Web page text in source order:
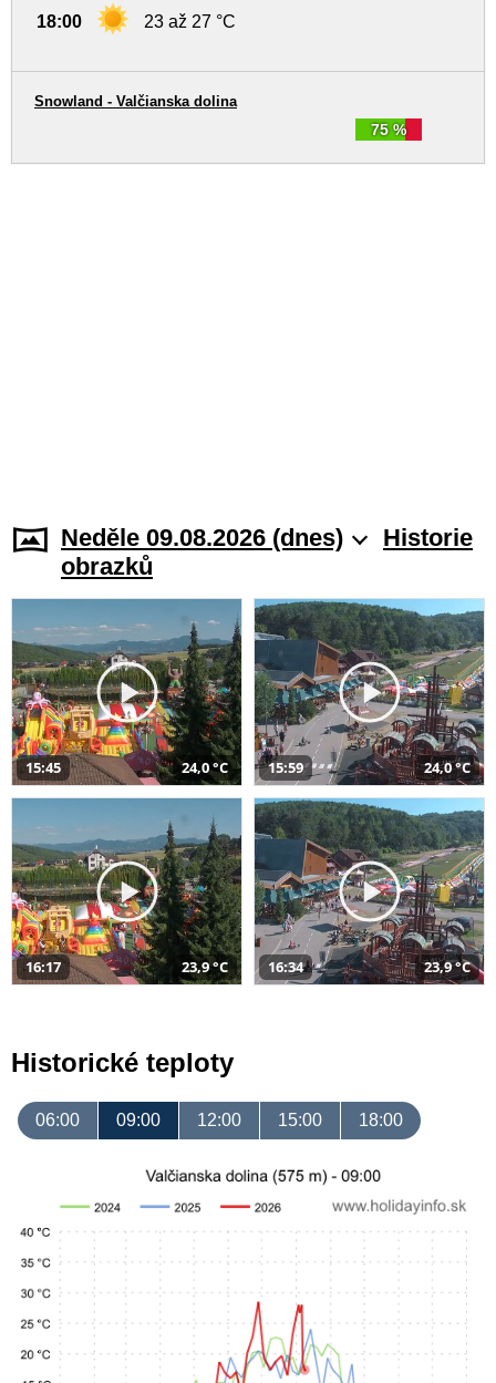
18:00 23 až 27 °C
75 %
Snowland - Valčianska dolina
Neděle 09.08.2026 (dnes)
Historie
obrazků
15:45 24,0 °C 15:59 24,0 °C
16:17 23,9 °C 16:34 23,9 °C
Historické teploty
06:00 09:00 12:00 15:00 18:00